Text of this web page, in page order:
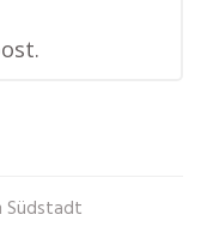
Südstadt